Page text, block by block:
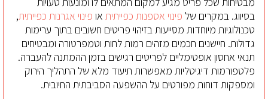
בסיווג. במקרים של פינוי אספנות כפייתית או פינוי אגרנות כפייתית,
טכנולוגיות מיוחדות מסייעות בזיהוי פריטים חשובים בתוך ערימות
גדולות. חיישנים חכמים מזהים רמות לחות וטמפרטורה ומבטיחים
תנאי אחסון אופטימליים לפריטים רגישים בזמן ההמתנה להעברה.
פלטפורמות דיגיטליות מאפשרות תיעוד מלא של התהליך הירוק
ומספקות דוחות מפורטים על ההשפעה הסביבתית החיובית.